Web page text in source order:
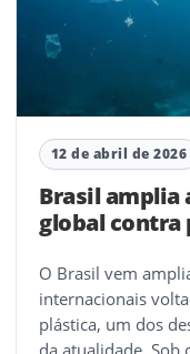
12 de abril de 2026
Brasil amplia
global contra
O Brasil vem
internacionais
plástica, um dos
da atualidade. Sob